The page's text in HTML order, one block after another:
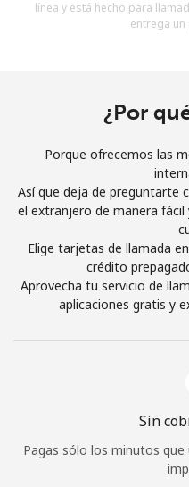
Al abrir una cuenta en
Términos y
Inicia sesión
línea y está hecho para
entrega
¿Por
Porque ofrecemos las
Así que deja de preguntarte
el extranjero de manera
Elige tarjetas de llamada
crédito
Aprovecha tu servicio de
aplicaciones gratis y
Sin
Pagas sólo los minutos